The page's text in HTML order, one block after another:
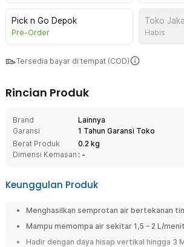
Pick n Go Depok
Pre-Order
Toko
Habis
Tersedia bayar di tempat (COD)
Rincian Produk
Brand
Lainnya
Garansi
1 Tahun Garansi Toko
Berat Produk
0.2 kg
Dimensi Kemasan : -
Keunggulan Produk
Menghasilkan semprotan air bertekanan
Mampu memompa air sekitar 1,5 – 2 L/
Hadir dengan daya hisap vertikal hingga 3